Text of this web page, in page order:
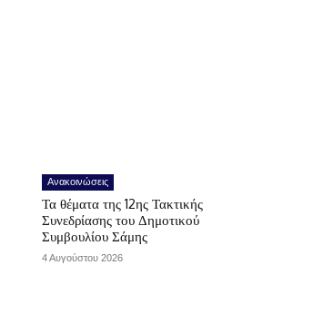
Ανακοινώσεις
Τα θέματα της 12ης Τακτικής
Συνεδρίασης του Δημοτικού
Συμβουλίου Σάμης
4 Αυγούστου 2026